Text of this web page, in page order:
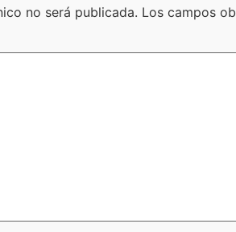
no será publicada. Los campos